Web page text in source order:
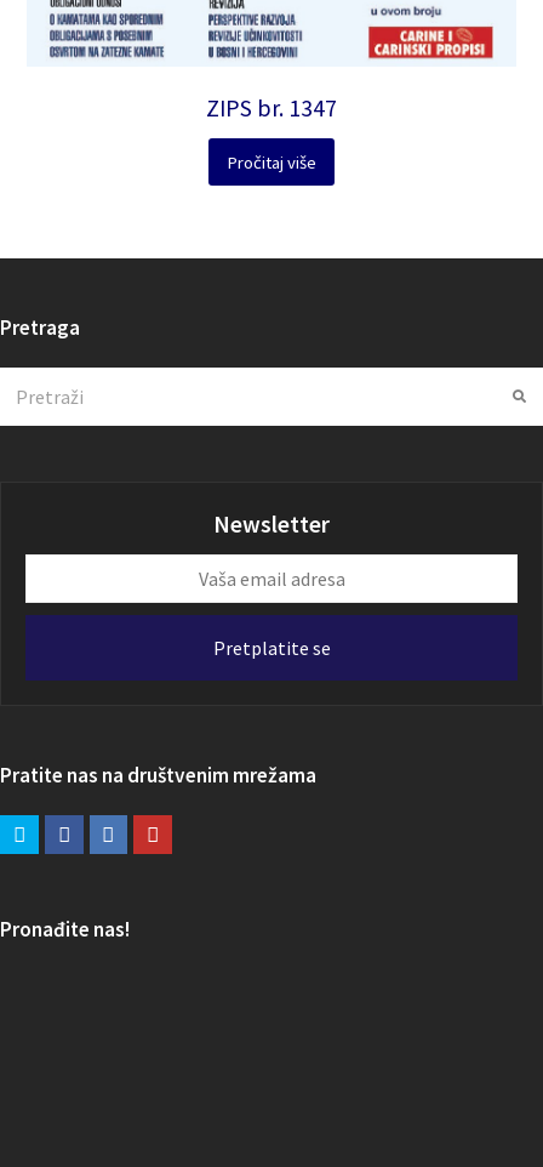
ZIPS br. 1347
Pročitaj više
Pretraga
Newsletter
email
Pretplatite se
Pratite nas na društvenim mrežama
Pronađite nas!